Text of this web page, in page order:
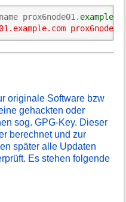
prox6node01. example
originale Software bzw
gehackten oder
sog. GPG-Key. Dieser
berechnet und zur
später alle Updaten
Es stehen folgende